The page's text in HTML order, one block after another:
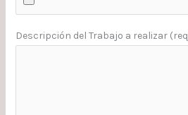
Descripción del Trabajo a realizar